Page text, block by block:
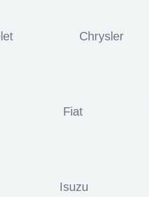
Chrysler
Fiat
Isuzu